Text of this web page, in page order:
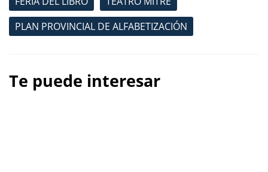
PLAN PROVINCIAL DE ALFABETIZACIÓN
Te puede interesar